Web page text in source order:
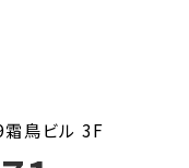
鳥ビル 3F